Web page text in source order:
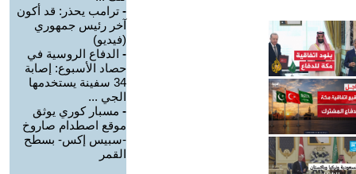
- ترامب يحذر: قد أكون
آخر رئيس جمهوري
(فيديو)
- الدفاع الروسية في
حصاد الأسبوع: إصابة
34 سفينة يستخدمها
الجي ...
- مسبار كوري يوثق
موقع اصطدام صاروخ
-سبيس إكس- بسطح
القمر